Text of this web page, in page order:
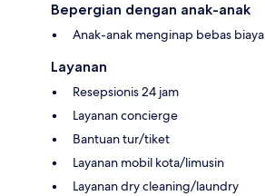
Bepergian dengan anak-anak
Anak-anak menginap bebas biaya
Layanan
Resepsionis 24 jam
Layanan concierge
Bantuan tur/tiket
Layanan mobil kota/limusin
Layanan dry cleaning/laundry